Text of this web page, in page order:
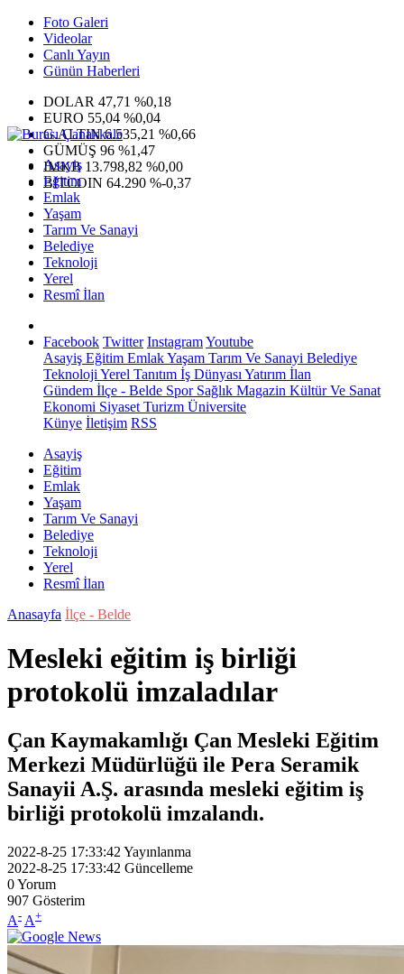
Foto Galeri
Videolar
Canlı Yayın
Günün Haberleri
DOLAR 47,71 %0,18
EURO 55,04 %0,04
G.ALTIN6.535,21 %0,66
GÜMÜŞ 96 %1,47
IMKB 13.798,82 %0,00
BITCOIN 64.290 %-0,37
Asayiş
Eğitim
Emlak
Yaşam
Tarım Ve Sanayi
Belediye
Teknoloji
Yerel
Resmî İlan
Facebook Twitter InstagramYoutube
Asayiş Eğitim EmlakYaşam Tarım Ve Sanayi Belediye
Teknoloji Yerel Tanıtım İş Dünyası Yatırım İlan
Gündem İlçe - Belde SporSağlık Magazin Kültür Ve Sanat
Ekonomi Siyaset Turizm Üniversite
Künye İletişim RSS
Asayiş
Eğitim
Emlak
Yaşam
Tarım Ve Sanayi
Belediye
Teknoloji
Yerel
Resmî İlan
Anasayfa İlçe - Belde
Mesleki eğitim iş birliği
protokolü imzaladılar
Çan Kaymakamlığı Çan Mesleki Eğitim
Merkezi Müdürlüğü ile Pera Seramik
Sanayii A.Ş. arasında mesleki eğitim iş
birliği protokolü imzalandı.
2022-8-25 17:33:42 Yayınlanma
2022-8-25 17:33:42 Güncelleme
0Yorum
907 Gösterim
A- A+